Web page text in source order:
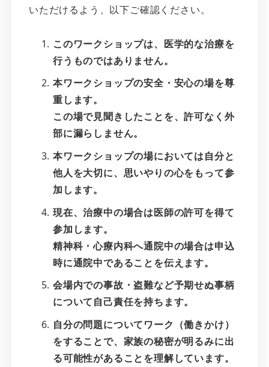
いただけるよう、以下ご確認ください。
このワークショップは、医学的な治療を
行うものではありません。
本ワークショップの安全・安心の場を尊
重します。
この場で見聞きしたことを、許可なく外
部に漏らしません。
本ワークショップの場においては自分と
他人を大切に、思いやりの心をもって参
加します。
現在、治療中の場合は医師の許可を得て
参加します。
精神科・心療内科へ通院中の場合は申込
時に通院中であることを伝えます。
会場内での事故・盗難など予期せぬ事柄
について自己責任を持ちます。
自分の問題についてワーク（働きかけ）
をすることで、家族の秘密が明るみに出
る可能性があることを理解しています。